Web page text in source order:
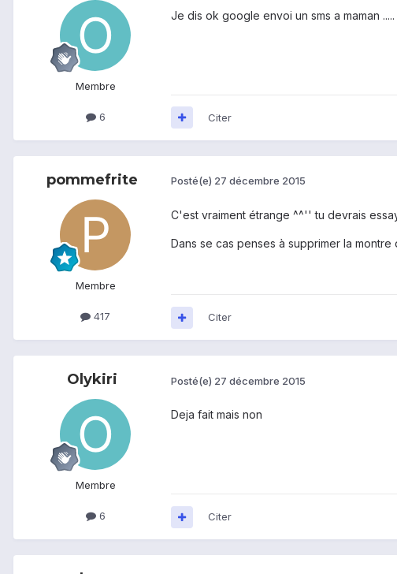
Membre
6
Je dis ok google envoi un sms a maman
Citer
pommefrite
Membre
417
Posté(e) 27 décembre 2015
C'est vraiment étrange ^^'' tu devrais
Dans se cas penses à supprimer la
Citer
Olykiri
Membre
6
Posté(e) 27 décembre 2015
Deja fait mais non
Citer